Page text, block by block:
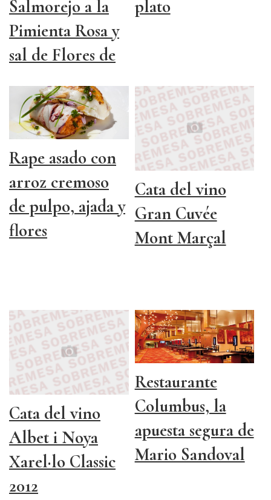
Salmorejo a la
Pimienta Rosa y
sal de Flores de
plato
Rape asado con
arroz cremoso
de pulpo, ajada y
flores
Cata del vino
Gran Cuvée
Mont Marçal
Cata del vino
Albet i Noya
Xarel·lo Classic
2012
Restaurante
Columbus, la
apuesta segura de
Mario Sandoval